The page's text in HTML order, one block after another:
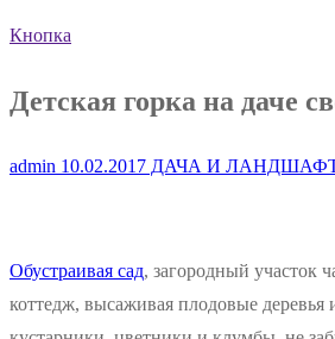
Кнопка
Детская горка на даче
admin 10.02.2017 ДАЧА И
Обустраивая сад, загородный участок
коттедж, высаживая плодовые деревья